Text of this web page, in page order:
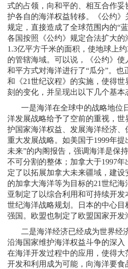
式的占领，向和平的、相互合作
护各自的海洋权益转移。《公约
规定，直接造成了全球范围内的“
各国按照《公约》规定合法扩大
1.3亿平方千米的面积，使地球上约
的管辖海域。可以说，《公约》
和平方式对海洋进行了“瓜分”。也
和《21世纪议程》的实施，使得
刻的变化，并呈现出以下几个基本
一是海洋在全球中的战略地位
洋发展战略给予了空前的重视，
护国家海洋权益、发展海洋经济
重大发展战略。如美国于1999年提
未来”的内阁报告，强调海洋是保
不可分割的整体；加拿大于1997年
定了以拓展加拿大未来疆域，建
的加拿大海洋等为目标的21世纪海
亚制定了以综合利用和可持续开
世纪海洋战略规划。日本的中心目
强国。欧盟也制定了欧盟国家开发
二是海洋经济已经成为世界经
沿海国家维护海洋权益斗争的深
在海洋开发过程中的应用，使得
开发和利用成为可能，向海洋要